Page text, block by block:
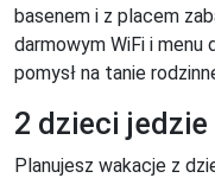
basenem i z placem
darmowym WiFi i menu
pomysł na tanie
2 dzieci jedzie
Planujesz wakacje z